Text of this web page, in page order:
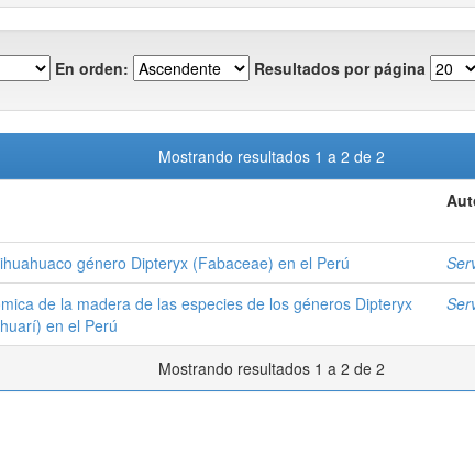
En orden: Resultados por página
Mostrando resultados 1 a 2 de 2
género Dipteryx (Fabaceae) en el Perú
de la madera de las especies de los géneros Dipteryx
en el Perú
Mostrando resultados 1 a 2 de 2